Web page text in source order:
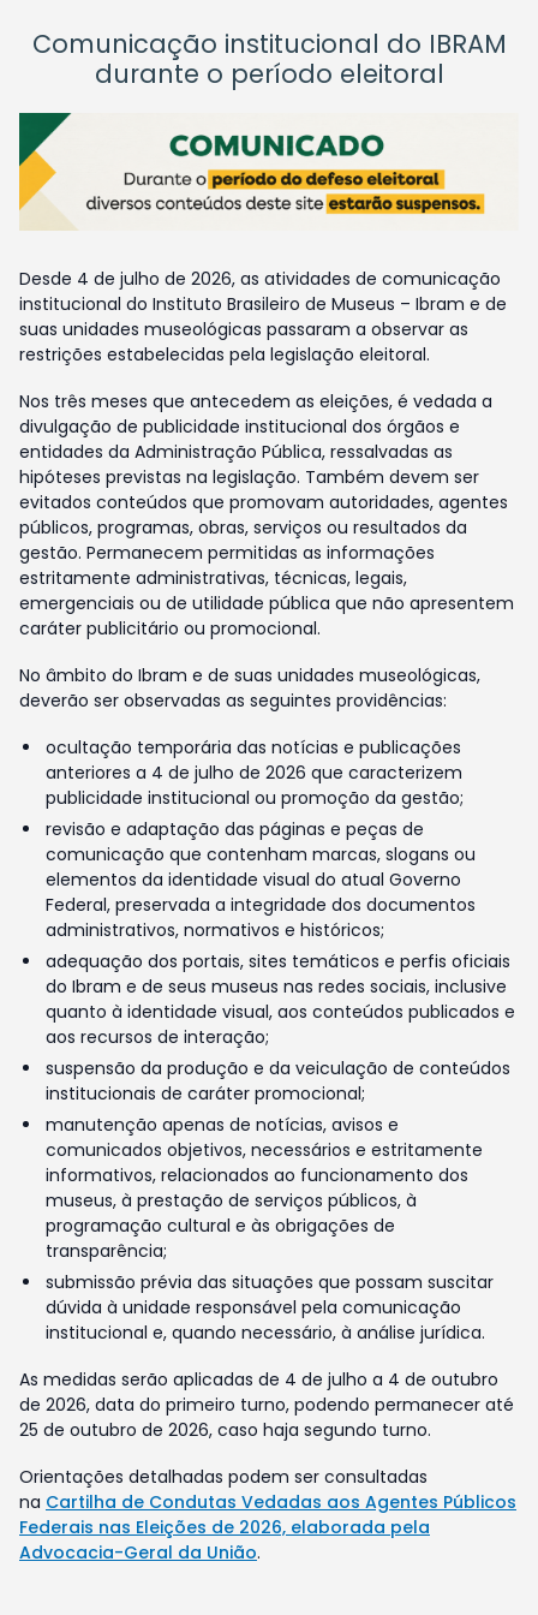
Comunicação institucional do IBRAM
durante o período eleitoral
Desde 4 de julho de 2026, as atividades de comunicação
institucional do Instituto Brasileiro de Museus – Ibram e de
suas unidades museológicas passaram a observar as
restrições estabelecidas pela legislação eleitoral.
Nos três meses que antecedem as eleições, é vedada a
divulgação de publicidade institucional dos órgãos e
entidades da Administração Pública, ressalvadas as
hipóteses previstas na legislação. Também devem ser
evitados conteúdos que promovam autoridades, agentes
públicos, programas, obras, serviços ou resultados da
gestão. Permanecem permitidas as informações
estritamente administrativas, técnicas, legais,
emergenciais ou de utilidade pública que não apresentem
caráter publicitário ou promocional.
No âmbito do Ibram e de suas unidades museológicas,
deverão ser observadas as seguintes providências:
ocultação temporária das notícias e publicações
anteriores a 4 de julho de 2026 que caracterizem
publicidade institucional ou promoção da gestão;
revisão e adaptação das páginas e peças de
comunicação que contenham marcas, slogans ou
elementos da identidade visual do atual Governo
Federal, preservada a integridade dos documentos
administrativos, normativos e históricos;
adequação dos portais, sites temáticos e perfis oficiais
do Ibram e de seus museus nas redes sociais, inclusive
quanto à identidade visual, aos conteúdos publicados e
aos recursos de interação;
suspensão da produção e da veiculação de conteúdos
institucionais de caráter promocional;
manutenção apenas de notícias, avisos e
comunicados objetivos, necessários e estritamente
informativos, relacionados ao funcionamento dos
museus, à prestação de serviços públicos, à
programação cultural e às obrigações de
transparência;
submissão prévia das situações que possam suscitar
dúvida à unidade responsável pela comunicação
institucional e, quando necessário, à análise jurídica.
As medidas serão aplicadas de 4 de julho a 4 de outubro
de 2026, data do primeiro turno, podendo permanecer até
25 de outubro de 2026, caso haja segundo turno.
Orientações detalhadas podem ser consultadas
na Cartilha de Condutas Vedadas aos Agentes Públicos
Federais nas Eleições de 2026, elaborada pela
Advocacia-Geral da União.